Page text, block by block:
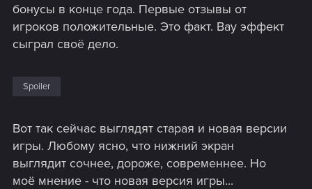
бонусы в конце года. Первые отзывы от
игроков положительные. Это факт. Вау эффект
сыграл своё дело.
Spoiler
Вот так сейчас выглядят старая и новая версии
игры. Любому ясно, что нижний экран
выглядит сочнее, дороже, современнее. Но
моё мнение - что новая версия игры...